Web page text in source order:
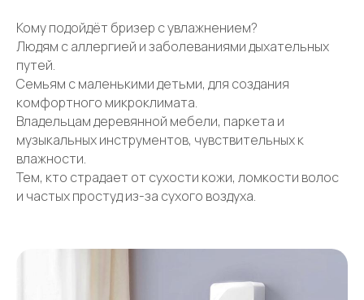
Кому подойдёт бризер с увлажнением?
Людям с аллергией и заболеваниями дыхательных
путей.
Семьям с маленькими детьми, для создания
комфортного микроклимата.
Владельцам деревянной мебели, паркета и
музыкальных инструментов, чувствительных к
влажности.
Тем, кто страдает от сухости кожи, ломкости волос
и частых простуд из-за сухого воздуха.